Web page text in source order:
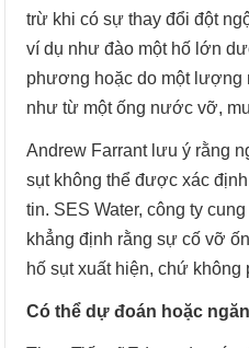
trừ khi có sự thay đổi đột
ví dụ như đào một hố lớn
phương hoặc do một lượng
như từ một ống nước vỡ,
Andrew Farrant lưu ý rằng
sụt không thể được xác
tin. SES Water, công ty
khẳng định rằng sự cố vỡ
hố sụt xuất hiện, chứ
Có thể dự đoán hoặc